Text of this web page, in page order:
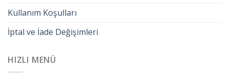
Kullanım Koşulları
İptal ve İade Değişimleri
HIZLI MENÜ